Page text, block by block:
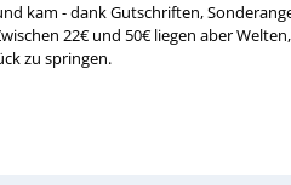
kam - dank Gutschriften,
22€ und 50€ liegen aber
zu springen.